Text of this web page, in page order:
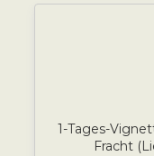
1-Tages-
Fracht